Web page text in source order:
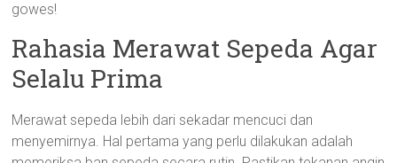
gowes!
Rahasia Merawat Sepeda Agar
Selalu Prima
Merawat sepeda lebih dari sekadar mencuci dan
menyemirnya. Hal pertama yang perlu dilakukan adalah